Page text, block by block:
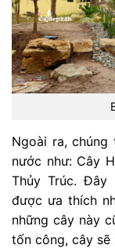
Ngoài ra,
nước như: Cây
Thủy Trúc.
được ưa thích
những cây này
tốn công, cây sẽ